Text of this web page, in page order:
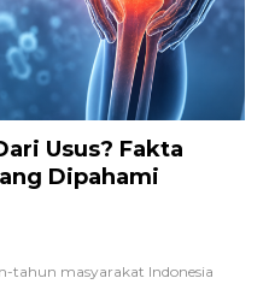
Usus? Fakta
Dipahami
tahun masyarakat Indonesia